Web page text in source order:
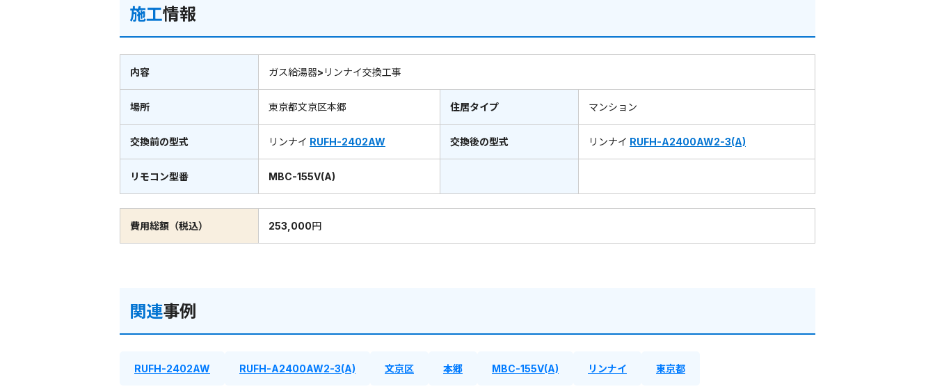
施工情報
内容 ガス給湯器>リンナイ交換工事
場所 東京都文京区本郷 住居タイプ マンション
交換前の型式 リンナイ RUFH-2402AW 交換後の型式 リンナイ RUFH-A2400AW2-3(A)
リモコン型番 MBC-155V(A)
費用総額（税込） 253,000円
関連事例
RUFH-2402AW RUFH-A2400AW2-3(A) 文京区 本郷 MBC-155V(A) リンナイ 東京都